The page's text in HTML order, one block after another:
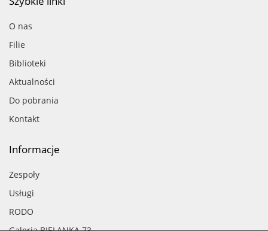
O nas
Filie
Biblioteki
Aktualności
Do pobrania
Kontakt
Informacje
Zespoły
Usługi
RODO